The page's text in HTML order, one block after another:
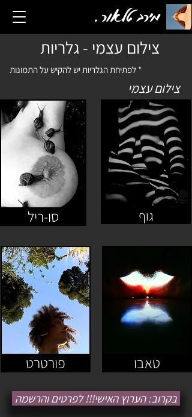
מירב טלאור.
צילום עצמי - גלריות
* לפתיחת הגלריות יש להקיש על התמונות
צילום עצמי
סו-ריל גוף
פורטרט טאבו
בקרוב: הערוץ האישי!!! לפרטים והרשמה